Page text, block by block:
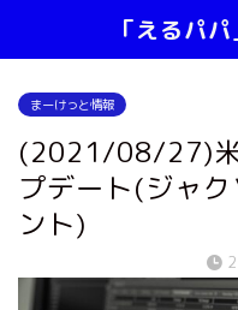
「えるパ
まーけっと情報
(2021/08/27)米
プデート(ジャ
ント)